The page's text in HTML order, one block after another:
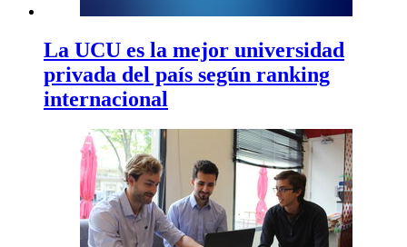
La UCU es la mejor universidad
privada del país según ranking
internacional